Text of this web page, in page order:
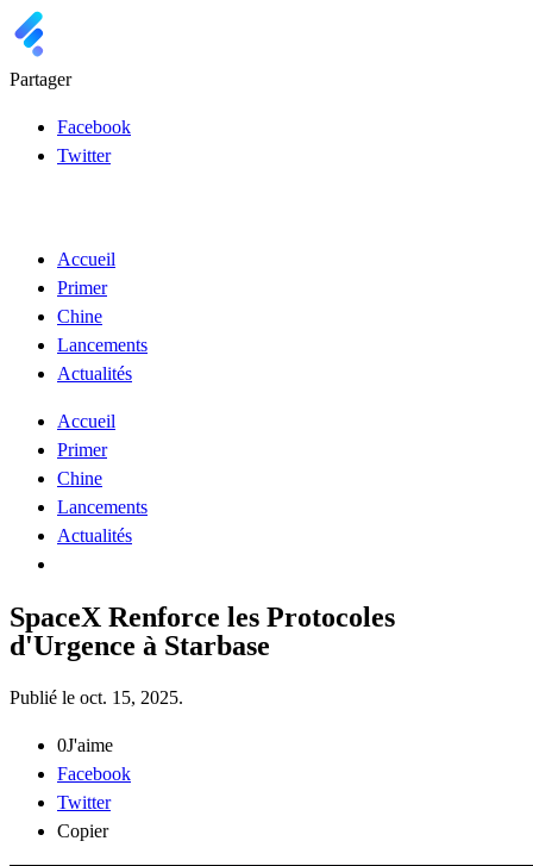
Partager
Facebook
Twitter
Accueil
Primer
Chine
Lancements
Actualités
Accueil
Primer
Chine
Lancements
Actualités
SpaceX Renforce les Protocoles
d'Urgence à Starbase
Publié le oct. 15, 2025.
0J'aime
Facebook
Twitter
Copier